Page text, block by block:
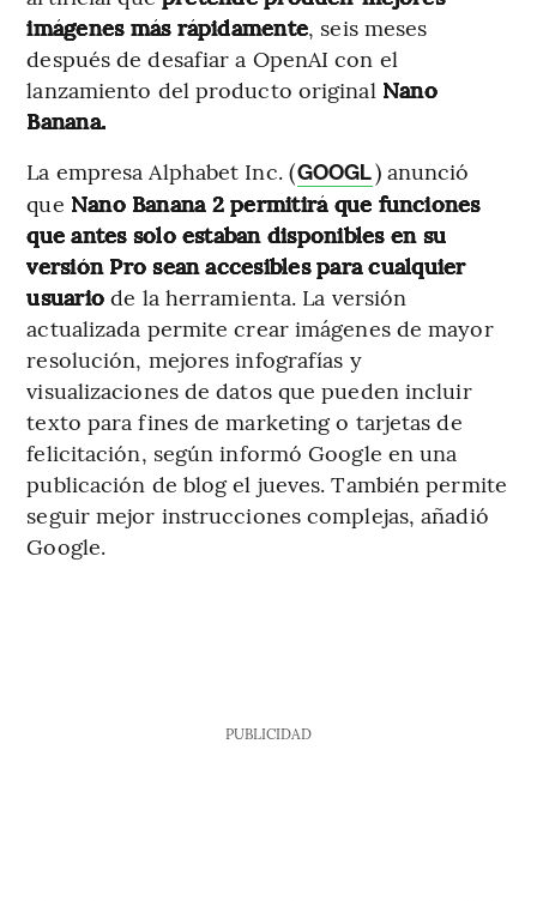
imágenes más rápidamente, seis meses
después de desafiar a OpenAI con el
lanzamiento del producto originalNano
Banana.
La empresa Alphabet Inc. (GOOGL) anunció
que Nano Banana 2 permitirá que funciones
que antes solo estaban disponibles en su
versión Pro sean accesibles para cualquier
usuariode la herramienta. La versión
actualizada permite crear imágenes de mayor
resolución, mejores infografías y
visualizaciones de datos que pueden incluir
texto para fines de marketing o tarjetas de
felicitación, según informó Google en una
publicación de blog el jueves. También permite
seguir mejor instrucciones complejas, añadió
Google.
PUBLICIDAD